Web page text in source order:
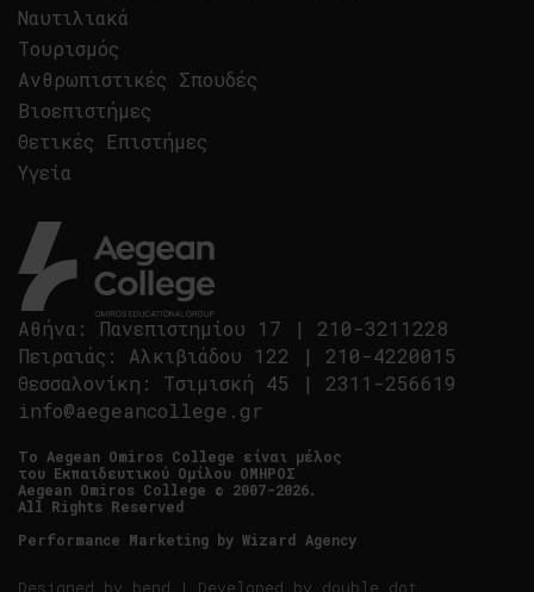
Αθήνα : Πανεπιστημίου 17 | 210-3211228
Πειραιάς : Αλκιβιάδου 122 | 210-4220015
Θεσσαλονίκη : Τσιμισκή 45 | 2311-256619
info@aegeancollege.gr
Tο Aegean Omiros College είναι μέλος
του Εκπαιδευτικού Ομίλου ΟΜΗΡΟΣ
Aegean Omiros College © 2007-2026.
All Rights Reserved
Performance Marketing by Wizard Agency
Designed by bend | Developed by double dot
Ναυτιλιακά
Τουρισμός
Ανθρωπιστικές Σπουδές
Βιοεπιστήμες
Θετικές Επιστήμες
Υγεία